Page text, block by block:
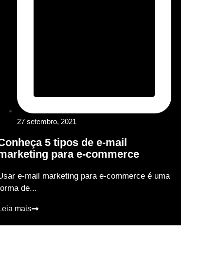
27 setembro, 2021
5 tipos de e-mail
para e-commerce
e-mail marketing para e-commerce é uma
de...
mais